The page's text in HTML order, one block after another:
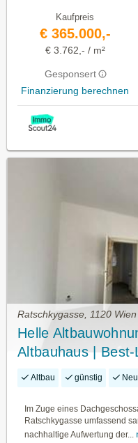
Kaufpreis
€ 365.000,-
€ 3.762,- / m²
Gesponsert
Finanzierung berechnen
Ratschkygasse, 1120
Helle
Altbauhaus |
Altbau günstig
Im Zuge eines
Ratschkygasse umfassend
nachhaltige Aufwertung der...